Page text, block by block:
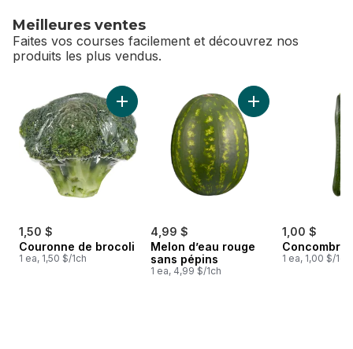
Meilleures ventes
Faites vos courses facilement et découvrez nos
produits les plus vendus.
sauter Meilleures ventes
1,50 $
Couronne de brocoli
1 ea, 1,50 $/1ch
Ajouter Couronne de brocoli au panier
4,99 $
Melon d’eau rouge
sans pépins
1 ea, 4,99 $/1ch
Ajouter Melon
1,00 $
1 ea, 1,00 $/1ch